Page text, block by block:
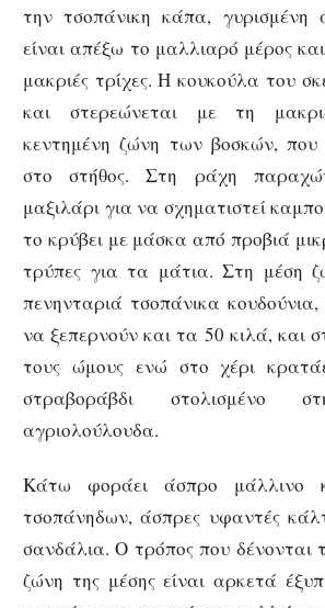
την τσοπάνικη κάπα,
είναι απέξω το μαλλιαρό μέρος
μακριές τρίχες. Η κουκούλα του
και στερεώνεται με τη
κεντημένη ζώνη των βοσκών, που
στο στήθος. Στη ράχη
μαξιλάρι για να σχηματιστεί
το κρύβει με μάσκα από προβιά
τρύπες για τα μάτια. Στη μέση
πενηνταριά τσοπάνικα
να ξεπερνούν και τα 50 κιλά, και
τους ώμους ενώ στο χέρι
στραβοράβδι
αγριολούλουδα.
Κάτω φοράει άσπρο μάλλινο
τσοπάνηδων, άσπρες υφαντές
σανδάλια. Ο τρόπος που δένονται
ζώνη της μέσης είναι αρκετά